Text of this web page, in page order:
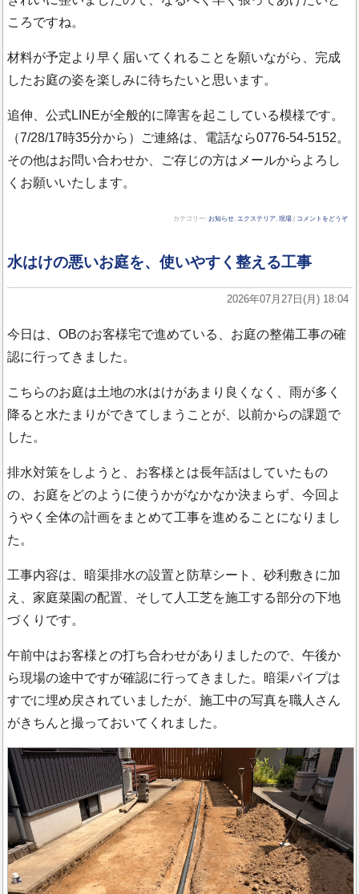
ころですね。
材料が予定より早く届いてくれることを願いながら、完成
したお庭の姿を楽しみに待ちたいと思います。
追伸、公式LINEが全般的に障害を起こしている模様です。
（7/28/17時35分から）ご連絡は、電話なら0776-54-5152。
その他はお問い合わせか、ご存じの方はメールからよろし
くお願いいたします。
カテゴリー: お知らせ, エクステリア, 現場 コメントをどうぞ
水はけの悪いお庭を、使いやすく整える工事
2026年07月27日(月) 18:04
今日は、OBのお客様宅で進めている、お庭の整備工事の確
認に行ってきました。
こちらのお庭は土地の水はけがあまり良くなく、雨が多く
降ると水たまりができてしまうことが、以前からの課題で
した。
排水対策をしようと、お客様とは長年話はしていたもの
の、お庭をどのように使うかがなかなか決まらず、今回よ
うやく全体の計画をまとめて工事を進めることになりまし
た。
工事内容は、暗渠排水の設置と防草シート、砂利敷きに加
え、家庭菜園の配置、そして人工芝を施工する部分の下地
づくりです。
午前中はお客様との打ち合わせがありましたので、午後か
ら現場の途中ですが確認に行ってきました。暗渠パイプは
すでに埋め戻されていましたが、施工中の写真を職人さん
がきちんと撮っておいてくれました。